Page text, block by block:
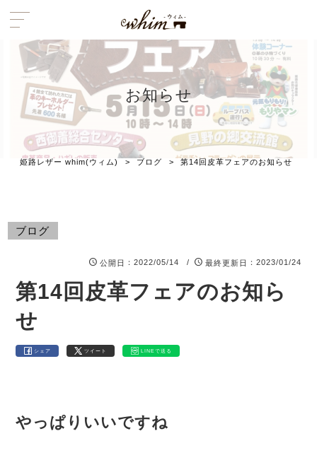
お知らせ
姫路レザー whim(ウィム) > ブログ > 第14回皮革フェアのお知らせ
ブログ
公開日 ：2022/05/14 / 最終更新日 ：2023/01/24
第14回皮革フェアのお知ら
せ
シェア ツイート LINEで送る
やっぱりいいですね